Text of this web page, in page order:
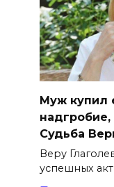
Муж купил
надгробие,
Судьба
Веру
успешных